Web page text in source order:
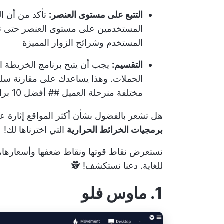
التتبع على مستوى العنصر: تأكد من أن
المستخدمين على مستوى العنصر
المستخدم وشرائح الزوار المميزة
التقسيم: يجب أن يتيح برنامج الخريطة
الحملات. وهذا يساعدك على مقارنة
مختلفة منرحلة العميل ## أفضل 10 برامج لخرائط الحرارة لاستخدامها في عام 2024
هل تشعر بالفضول بشأن أكثر المواقع
برمجيات الخرائط الحرارية التي اخترناها لك!
نستعرض نقاط قوتها ونقاط ضعفها
للغاية. دعنا نستكشف! 🕵
1. ماوس فلو